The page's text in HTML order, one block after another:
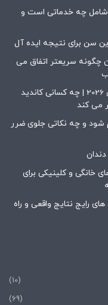
شامل چه خدماتی است و
سن برای نتیجه ایده آل
چگونه سریعتر اتفاق می
راه های درمان فک جلو و فک عقب با جراحی 2026 | چه کسانی کاندید
می کند
شود و چه نکاتی جلوی ضرر
خانگی و کلینیکی برای
رایج نتایج واقعی و راه
(10)
(69)